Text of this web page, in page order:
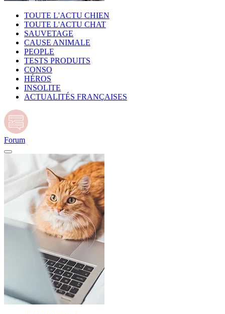
TOUTE L'ACTU CHIEN
TOUTE L'ACTU CHAT
SAUVETAGE
CAUSE ANIMALE
PEOPLE
TESTS PRODUITS
CONSO
HÉROS
INSOLITE
ACTUALITÉS FRANÇAISES
Forum